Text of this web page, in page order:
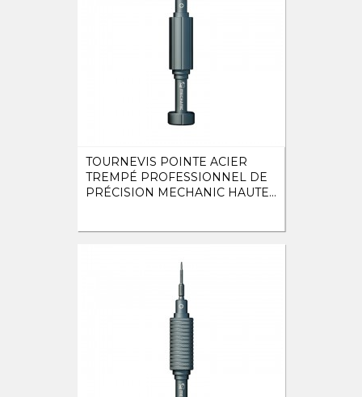
TOURNEVIS POINTE ACIER
TREMPÉ PROFESSIONNEL DE
PRÉCISION MECHANIC HAUTE...